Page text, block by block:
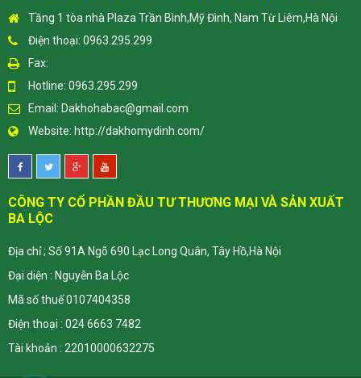
Tầng 1 tòa nhà Plaza Trần Bình,Mỹ Đình, Nam Từ Liêm,Hà Nội
Điện thoại: 0963.295.299
Fax:
Hotline: 0963.295.299
Email: Dakhohabac@gmail.com
Website: http://dakhomydinh.com/
CÔNG TY CỔ PHẦN ĐẦU TƯ THƯƠNG MẠI VÀ SẢN XUẤT
BA LỘC
Địa chỉ ; Số 91A Ngõ 690 Lạc Long Quân, Tây Hồ,Hà Nội
Đại diện : Nguyễn Ba Lộc
Mã số thuế 0107404358
Điện thoại : 024 6663 7482
Tài khoản : 22010000632275